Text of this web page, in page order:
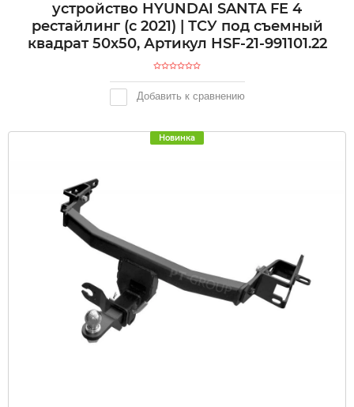
устройство HYUNDAI SANTA FE 4
рестайлинг (с 2021) | ТСУ под съемный
квадрат 50х50, Артикул HSF-21-991101.22
Добавить к сравнению
Новинка